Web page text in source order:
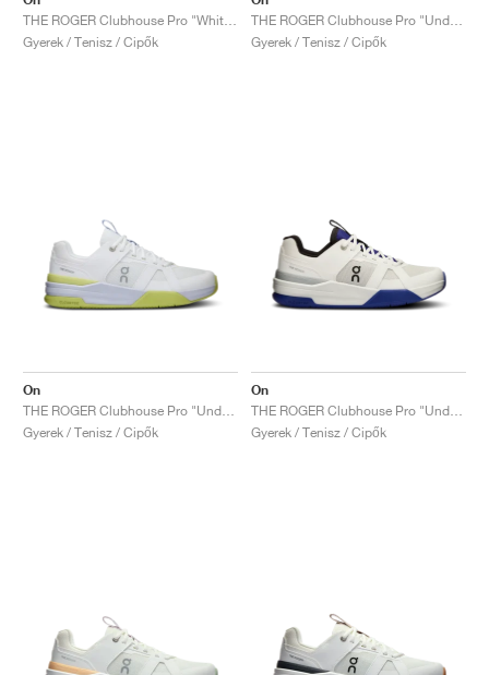
Gyerek / Tenisz / Cipők
Gyerek / Tenisz / Cipők
On
Gyerek / Tenisz / Cipők
On
Gyerek / Tenisz / Cipők